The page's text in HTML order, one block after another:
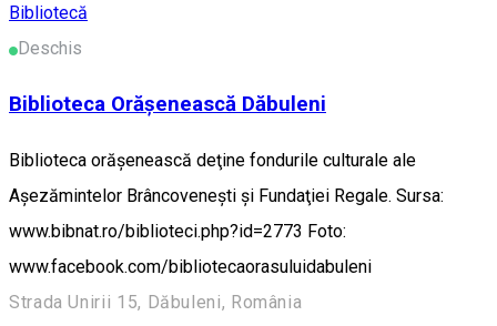
Bibliotecă
Deschis
Biblioteca Orăşenească Dăbuleni
Biblioteca orăşenească deţine fondurile culturale ale
Aşezămintelor Brâncoveneşti şi Fundaţiei Regale. Sursa:
www.bibnat.ro/biblioteci.php?id=2773 Foto:
www.facebook.com/bibliotecaorasuluidabuleni
Strada Unirii 15, Dăbuleni, România